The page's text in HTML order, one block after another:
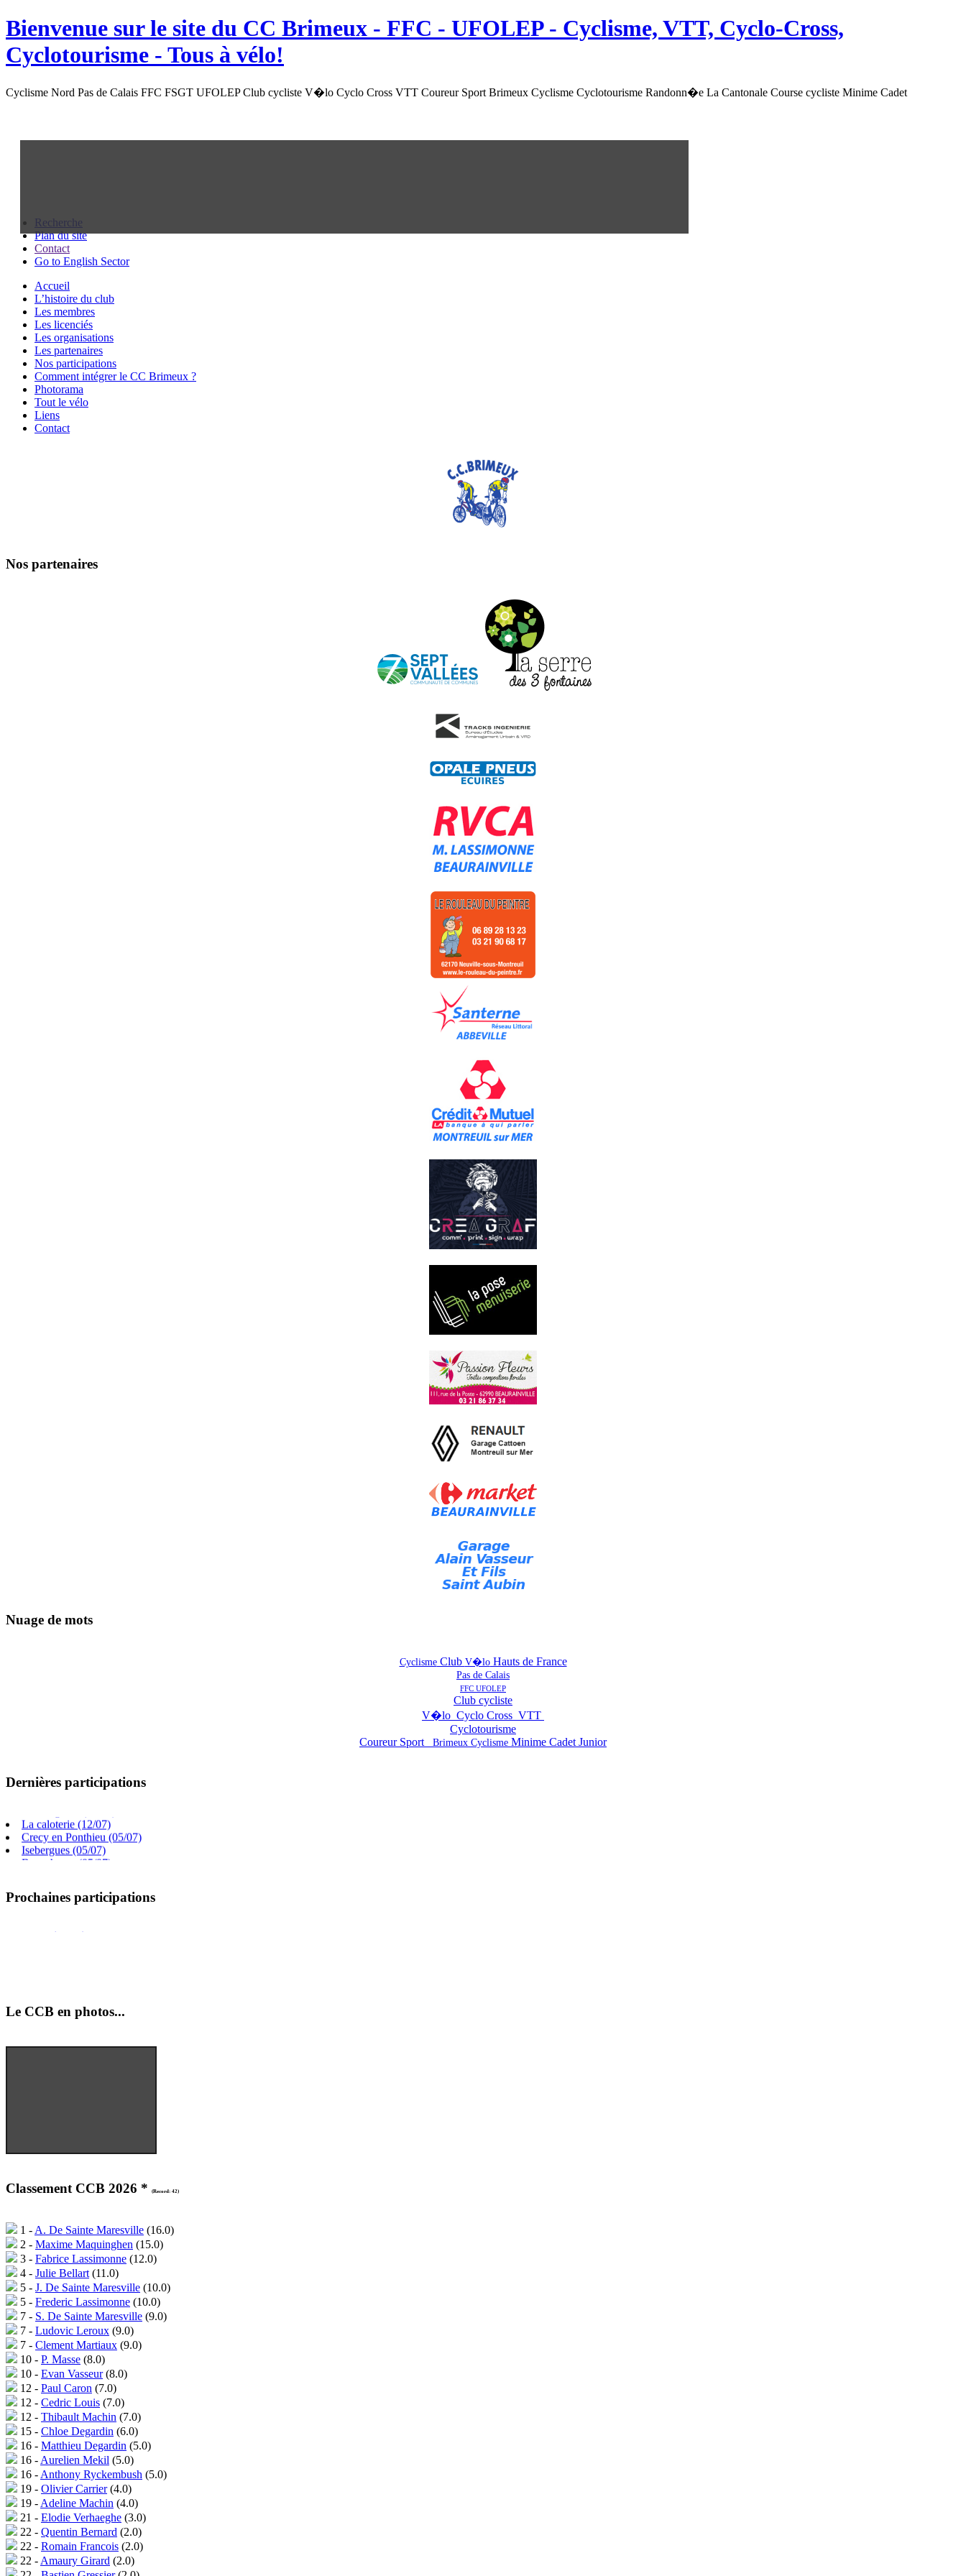
Bienvenue sur le site du CC Brimeux - FFC - UFOLEP - Cyclisme, VTT, Cyclo-Cross,
Cyclotourisme - Tous à vélo!
Cyclisme Nord Pas de Calais FFC FSGT UFOLEP Club cycliste V�lo Cyclo Cross VTT Coureur Sport Brimeux Cyclisme Cyclotourisme Randonn�e La Cantonale Course cycliste Minime Cadet
Recherche
Plan du site
Contact
Go to English Sector
Accueil
L’histoire du club
Les membres
Les licenciés
Les organisations
Les partenaires
Nos participations
Comment intégrer le CC Brimeux ?
Photorama
Tout le vélo
Liens
Contact
Nos partenaires
Nuage de mots
CyclismeClub V�loHauts de France
Pas de Calais
FFC UFOLEP
Club cycliste
V�lo Cyclo Cross VTT
Cyclotourisme
Coureur Sport Brimeux Cyclisme Minime Cadet Junior
Dernières participations
Villers chatel (02/08)
Gouy Saint Andre (26/07)
La caloterie (12/07)
Crecy en Ponthieu (05/07)
Isebergues (05/07)
Beauchamp (05/07)
Prochaines participations
Le CCB en photos...
Classement CCB 2026 * (Record: 42)
1 - A. De Sainte Maresville (16.0)
2 - Maxime Maquinghen (15.0)
3 - Fabrice Lassimonne (12.0)
4 - Julie Bellart (11.0)
5 - J. De Sainte Maresville (10.0)
5 - Frederic Lassimonne (10.0)
7 - S. De Sainte Maresville (9.0)
7 - Ludovic Leroux (9.0)
7 - Clement Martiaux (9.0)
10 - P. Masse (8.0)
10 - Evan Vasseur(8.0)
12 - Paul Caron (7.0)
12 - Cedric Louis (7.0)
12 - Thibault Machin (7.0)
15 - Chloe Degardin (6.0)
16 - Matthieu Degardin (5.0)
16 - Aurelien Mekil (5.0)
16 - Anthony Ryckembush (5.0)
19 - Olivier Carrier(4.0)
19 - Adeline Machin (4.0)
21 - Elodie Verhaeghe (3.0)
22 - Quentin Bernard (2.0)
22 - Romain Francois (2.0)
22 - Amaury Girard (2.0)